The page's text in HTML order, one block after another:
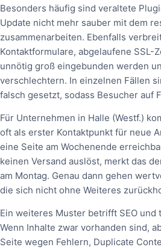
Besonders häufig sind veraltete
Update nicht mehr sauber mit dem
zusammenarbeiten. Ebenfalls
Kontaktformulare, abgelaufene SSL-
unnötig groß eingebunden werden
verschlechtern. In einzelnen Fällen
falsch gesetzt, sodass Besucher auf
Für Unternehmen in Halle (Westf.)
oft als erster Kontaktpunkt für neue
eine Seite am Wochenende
keinen Versand auslöst, merkt das
am Montag. Genau dann gehen
die sich nicht ohne Weiteres
Ein weiteres Muster betrifft SEO und
Wenn Inhalte zwar vorhanden sind,
Seite wegen Fehlern, Duplicate